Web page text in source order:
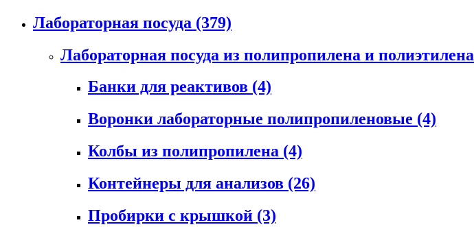
Лабораторная посуда (379)
Лабораторная посуда из полипропилена и полиэтилена
Банки для реактивов (4)
Воронки лабораторные полипропиленовые (4)
Колбы из полипропилена (4)
Контейнеры для анализов (26)
Пробирки с крышкой (3)